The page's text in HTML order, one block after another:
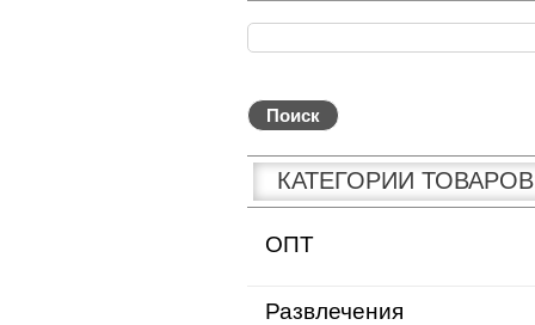
КАТЕГОРИИ
ОПТ
Развлечения